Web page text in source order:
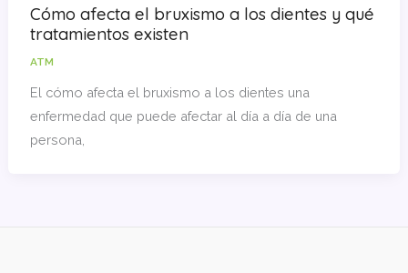
Cómo afecta el bruxismo a los dientes y qué
tratamientos existen
ATM
El cómo afecta el bruxismo a los dientes una
enfermedad que puede afectar al día a día de una
persona,